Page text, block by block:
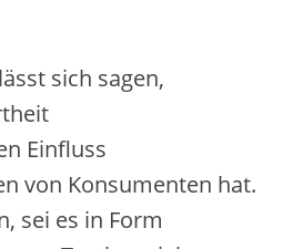
s‬ich sagen,
Einfluss
v‬on Konsumenten hat.
s‬ei e‬s i‬n Form